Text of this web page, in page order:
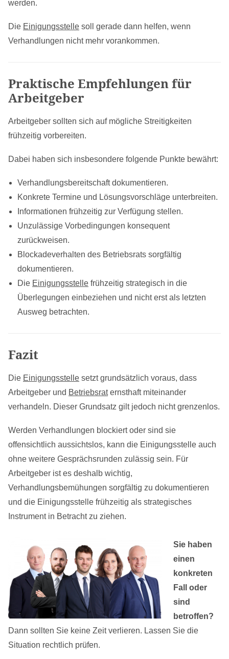
werden.
Die Einigungsstelle soll gerade dann helfen, wenn
Verhandlungen nicht mehr vorankommen.
Praktische Empfehlungen für
Arbeitgeber
Arbeitgeber sollten sich auf mögliche Streitigkeiten
frühzeitig vorbereiten.
Dabei haben sich insbesondere folgende Punkte bewährt:
Verhandlungsbereitschaft dokumentieren.
Konkrete Termine und Lösungsvorschläge unterbreiten.
Informationen frühzeitig zur Verfügung stellen.
Unzulässige Vorbedingungen konsequent
zurückweisen.
Blockadeverhalten des Betriebsrats sorgfältig
dokumentieren.
Die Einigungsstelle frühzeitig strategisch in die
Überlegungen einbeziehen und nicht erst als letzten
Ausweg betrachten.
Fazit
Die Einigungsstelle setzt grundsätzlich voraus, dass
Arbeitgeber und Betriebsraternsthaft miteinander
verhandeln. Dieser Grundsatz gilt jedoch nicht grenzenlos.
Werden Verhandlungen blockiert oder sind sie
offensichtlich aussichtslos, kann die Einigungsstelle auch
ohne weitere Gesprächsrunden zulässig sein. Für
Arbeitgeber ist es deshalb wichtig,
Verhandlungsbemühungen sorgfältig zu dokumentieren
und die Einigungsstelle frühzeitig als strategisches
Instrument in Betracht zu ziehen.
Sie haben
einen
konkreten
Fall oder
sind
betroffen?
Dann sollten Sie keine Zeit verlieren. Lassen Sie die
Situation rechtlich prüfen.